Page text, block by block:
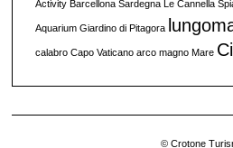
Activity Barcellona Sardegna Le Cannella
Aquarium Giardino di Pitagora
calabro Capo Vaticano arco magno Mare
© Crotone